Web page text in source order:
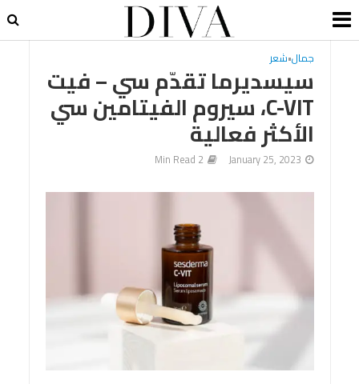
جمال•شعر
سيسديرما تقدّم سي – فيت
C-VIT، سيروم الفيتامين سي
الأكثر فعالية
January 25, 2023
2 Min Read